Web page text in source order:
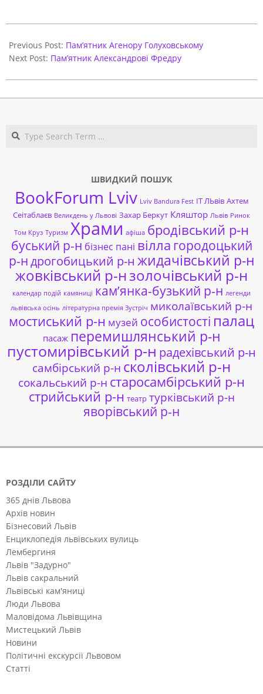
10-
27
Previous Post: Пам’ятник Агенору Голуховському
Next Post: Пам’ятник Александрові Фредру
ШВИДКИЙ ПОШУК
BookForum Lviv Lviv Bandura Fest ІТ ЛЬвів Ахтем
Сеітаблаєв Великдень у Львові Захар Беркут Кляштор Львів Ринок
Том Круз Туризм Храми афіша бродівський р-н
буський р-н бізнес пані вілла городоцький
р-ндрогобицький р-н жидачівський р-н
жовківський р-нзолочівський р-н
календар подій камяниці кам’янка-бузький р-н легенди
львівська осінь літературна премія Зустріч миколаївський р-н
мостиський р-н музей особистості палац
пасаж перемишлянський р-н
пустомирівський р-н радехівський р-н
самбірський р-н сколівський р-н
сокальський р-н старосамбірський р-н
стрийський р-н театр турківський р-н
яворівський р-н
РОЗДІЛИ САЙТУ
365 днів Львова
Архів новин
Бізнесовий Львів
Енциклопедія львівських вулиць
Лембергиня
Львів "Задурно"
Львів сакральний
Львівські кам'яниці
Люди Львова
Маловідома Львівщина
Мистецький Львів
Новини
Політичні екскурсії Львовом
Статті